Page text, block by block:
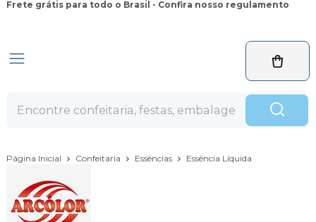
Frete grátis para todo o Brasil - Confira nosso regulamento
Página Inicial Confeitaria Essências Essência Líquida